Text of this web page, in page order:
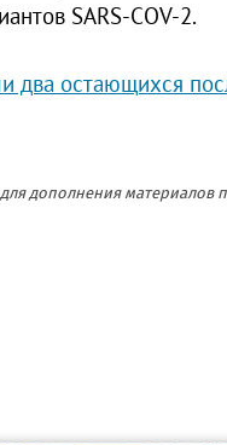
SARS-COV-2.
два остающихся
дополнения